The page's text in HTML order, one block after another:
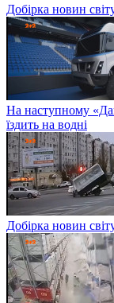
Добірка новин
На наступному
їздить на водні
Добірка новин